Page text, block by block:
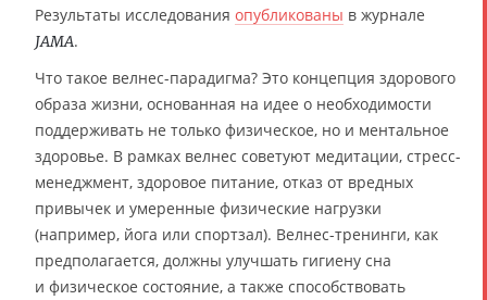
Результаты исследования опубликованы в журнале
JAMA.
Что такое велнес-парадигма? Это концепция здорового
образа жизни, основанная на идее о необходимости
поддерживать не только физическое, но и ментальное
здоровье. В рамках велнес советуют медитации, стресс-
менеджмент, здоровое питание, отказ от вредных
привычек и умеренные физические нагрузки
(например, йога или спортзал). Велнес-тренинги, как
предполагается, должны улучшать гигиену сна
и физическое состояние, а также способствовать